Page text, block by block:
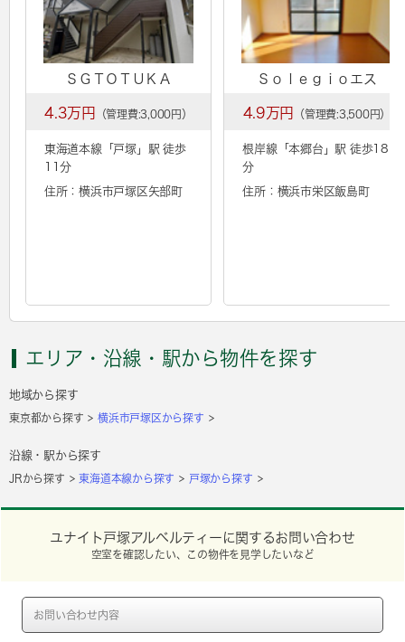
ＳＧＴＯＴＵＫＡ
4.3万円 （管理費:3,000円）
東海道本線「 戸塚」駅 徒歩
11分
住所：横浜市戸塚区矢部町
Ｓｏｌｅｇｉｏエス
4.9万円 （管理費:3,500円）
根岸線「本郷台 」駅 徒歩18
分
住所：横浜市栄区飯島町
エリア・沿線・駅から物件を探す
地域から探す
東京都から探す 横浜市戸塚区から探す
沿線・駅から探す
JRから探す 東海道本線から探す 戸塚から探す
ユナイト戸塚アルベルティーに関するお問い合わせ
空室を確認したい、この物件を見学したいなど